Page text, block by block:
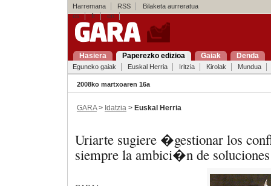
Harremana RSS
Bilaketa aurreratua
es
fr en
Hasiera Paperezko edizioa Gaiak Denda
Eguneko gaiak Euskal Herria Iritzia Kirolak Mundua
2008ko martxoaren 16a
GARA> Idatzia > Euskal Herria
Uriarte sugiere �gestionar los
siempre la ambici�n de